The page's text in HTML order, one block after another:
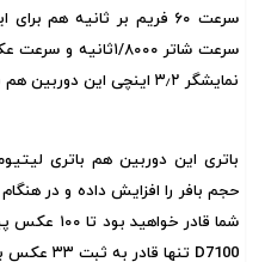
سرعت ۶۰ فریم بر ثانیه هم
نمایشگر ۳٫۲ اینچی این دوربین هم با دقت ۱٫۲ میلیون نقطه‌ای است.
شما قادر
D7100 تنها قادر به ثبت ۳۳ عکس بود.